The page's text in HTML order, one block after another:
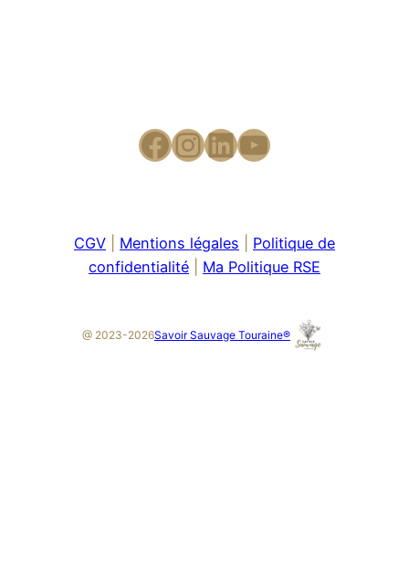
CGV Mentions légales
Politique de
confidentialité
Ma Politique RSE
@ 2023-2026Savoir Sauvage Touraine®